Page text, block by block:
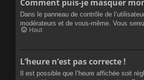
Comment puis-je masquer
Dans le panneau de contrôle de
modérateurs et de vous-même. Vous
Haut
L’heure n’est pas correcte !
Il est possible que l’heure affichée soit